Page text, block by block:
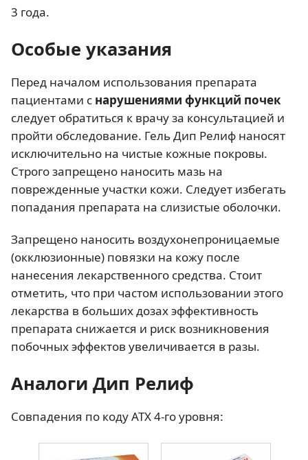
3 года.
Особые указания
Перед началом использования препарата
пациентами с нарушениями функций почек
следует обратиться к врачу за консультацией и
пройти обследование. Гель Дип Релиф наносят
исключительно на чистые кожные покровы.
Строго запрещено наносить мазь на
поврежденные участки кожи. Следует избегать
попадания препарата на слизистые оболочки.
Запрещено наносить воздухонепроницаемые
(окклюзионные) повязки на кожу после
нанесения лекарственного средства. Стоит
отметить, что при частом использовании этого
лекарства в больших дозах эффективность
препарата снижается и риск возникновения
побочных эффектов увеличивается в разы.
Аналоги Дип Релиф
Совпадения по коду АТХ 4-го уровня: